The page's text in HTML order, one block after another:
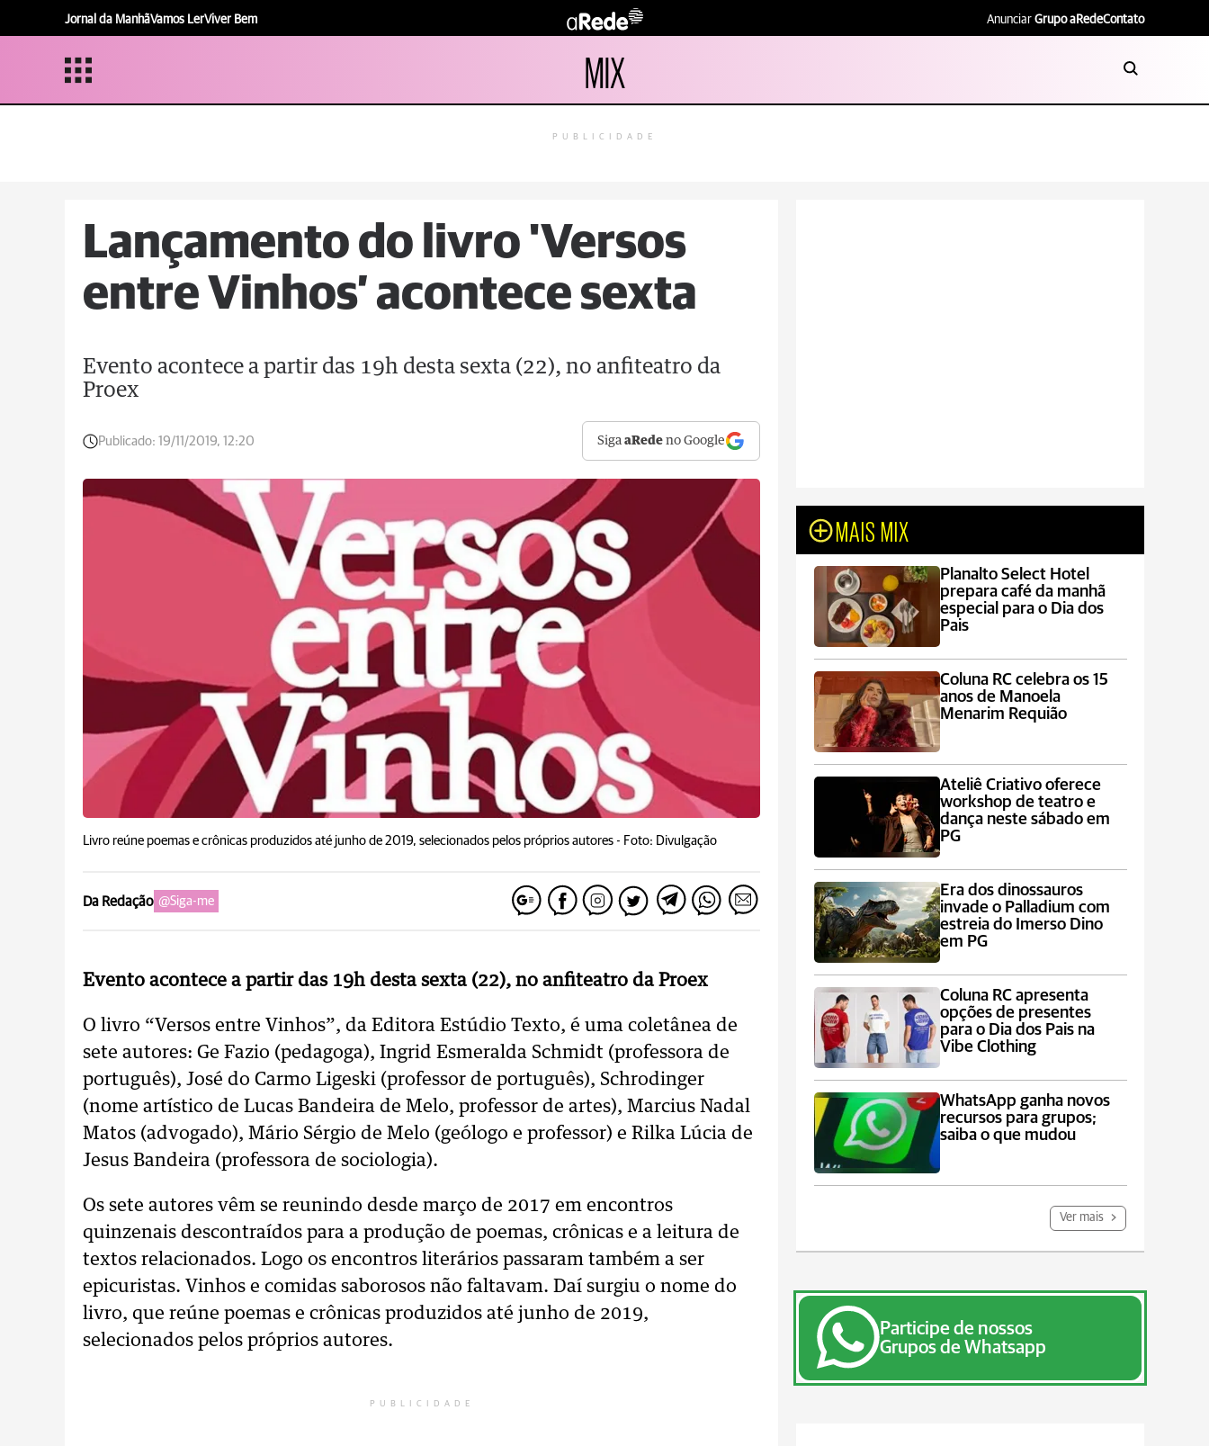
Jornal da ManhãVamos LerViver Bem Anunciar Grupo aRedeContato
MIX
PUBLICIDADE
Lançamento do livro 'Versos
entre Vinhos’ acontece sexta
Evento acontece a partir das 19h desta sexta (22), no anfiteatro da
Proex
Publicado: 19/11/2019, 12:20 SigaaRede no Google
Livro reúne poemas e crônicas produzidos até junho de 2019, selecionados pelos próprios autores - Foto: Divulgação
Da Redação @Siga-me
Evento acontece a partir das 19h desta sexta (22), no anfiteatro da Proex
O livro “Versos entre Vinhos”, da Editora Estúdio Texto, é uma coletânea de
sete autores: Ge Fazio (pedagoga), Ingrid Esmeralda Schmidt (professora de
português), José do Carmo Ligeski (professor de português), Schrodinger
(nome artístico de Lucas Bandeira de Melo, professor de artes), Marcius Nadal
Matos (advogado), Mário Sérgio de Melo (geólogo e professor) e Rilka Lúcia de
Jesus Bandeira (professora de sociologia).
Os sete autores vêm se reunindo desde março de 2017 em encontros
quinzenais descontraídos para a produção de poemas, crônicas e a leitura de
textos relacionados. Logo os encontros literários passaram também a ser
epicuristas. Vinhos e comidas saborosos não faltavam. Daí surgiu o nome do
livro, que reúne poemas e crônicas produzidos até junho de 2019,
selecionados pelos próprios autores.
PUBLICIDADE
MAIS MIX
Planalto Select Hotel
prepara café da manhã
especial para o Dia dos
Pais
Coluna RC celebra os 15
anos de Manoela
Menarim Requião
Ateliê Criativo oferece
workshop de teatro e
dança neste sábado em
PG
Era dos dinossauros
invade o Palladium com
estreia do Imerso Dino
em PG
Coluna RC apresenta
opções de presentes
para o Dia dos Pais na
Vibe Clothing
WhatsApp ganha novos
recursos para grupos;
saiba o que mudou
Ver mais
Participe de nossos
Grupos de Whatsapp